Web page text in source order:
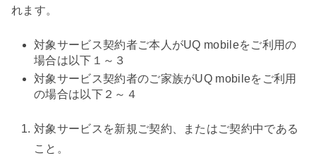
れます。
対象サービス契約者ご本人がUQ mobileをご利用の
場合は以下１～３
対象サービス契約者のご家族がUQ mobileをご利用
の場合は以下２～４
対象サービスを新規ご契約、またはご契約中である
こと。